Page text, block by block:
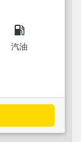
local_gas_station
汽油